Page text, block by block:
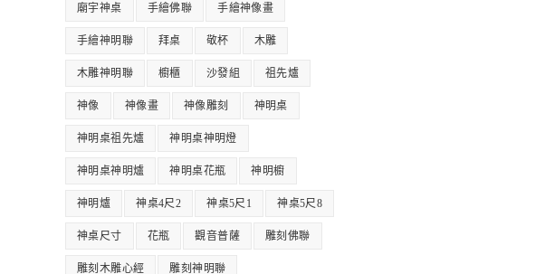
廟宇神桌 手繪佛聯 手繪神像畫
手繪神明聯 拜桌 敬杯 木雕
木雕神明聯 櫥櫃 沙發組 祖先爐
神像 神像畫 神像雕刻 神明桌
神明桌祖先爐 神明桌神明燈
神明桌神明爐 神明桌花瓶 神明櫥
神明爐 神桌4尺2 神桌5尺1 神桌5尺8
神桌尺寸 花瓶 觀音普薩 雕刻佛聯
雕刻木雕心經 雕刻神明聯